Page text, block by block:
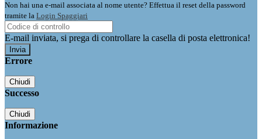
Non hai una e-mail associata al nome utente? Effettua il reset della password
tramite la Login Spaggiari
E-mail inviata, si prega di controllare la casella di posta elettronica!
Errore
Chiudi
Successo
Chiudi
Informazione